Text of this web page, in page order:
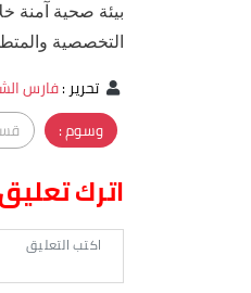
بيئة صحية آمنة
التخصصية
تحرير:فارس
وسوم :
اترك تعليق